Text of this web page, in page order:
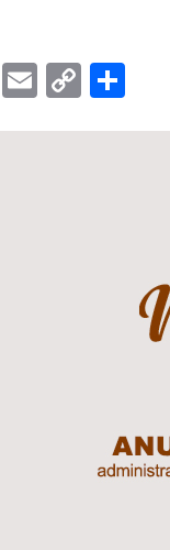
Pinterest
Email
Copy
Link